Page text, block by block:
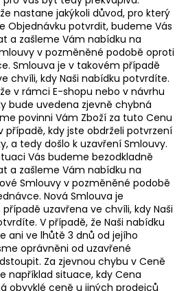
nastane jakýkoli důvod, pro který
Objednávku potvrdit, budeme Vás
a zašleme Vám nabídku na
v pozměněné podobě oproti
Smlouva je v takovém případě
chvíli, kdy Naši nabídku potvrdíte.
v rámci E-shopu nebo v návrhu
bude uvedena zjevně chybná
povinni Vám Zboží za tuto Cenu
případě, kdy jste obdrželi potvrzení
a tedy došlo k uzavření Smlouvy.
Vás budeme bezodkladně
a zašleme Vám nabídku na
Smlouvy v pozměněné podobě
Nová Smlouva je
uzavřena ve chvíli, kdy Naši
V případě, že Naši nabídku
ani ve lhůtě 3 dnů od jejího
oprávněni od uzavřené
Za zjevnou chybu v Ceně
například situace, kdy Cena
obvyklé ceně u jiných prodejců